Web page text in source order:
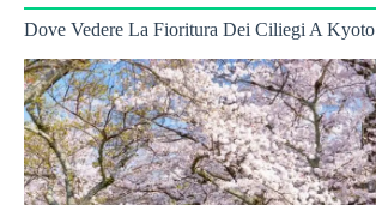
Dove Vedere La Fioritura Dei Ciliegi A Kyoto